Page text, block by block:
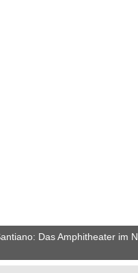
Das Amphitheater im